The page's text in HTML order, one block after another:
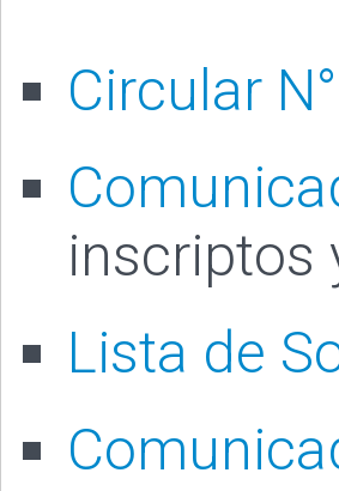
Circular
inscriptos
Lista de